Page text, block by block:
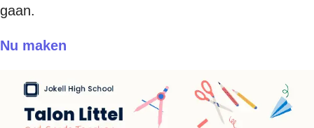
gaan.
Nu maken